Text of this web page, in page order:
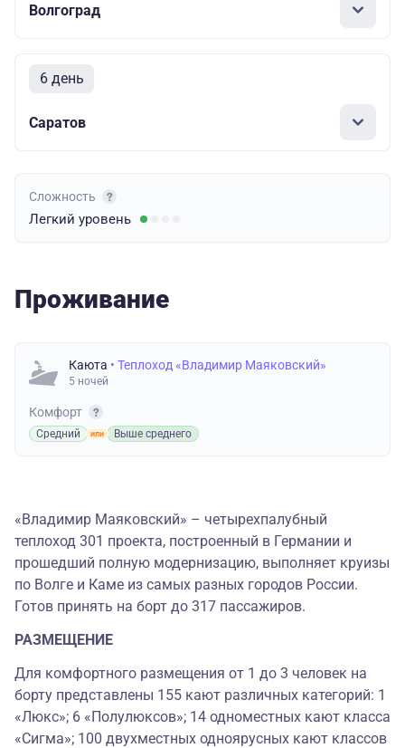
Волгоград
6 день
Саратов
Сложность
Легкий уровень
Проживание
Каюта • Теплоход «Владимир Маяковский»
5 ночей
Комфорт
Средний Выше среднего
«Владимир Маяковский» – четырехпалубный
теплоход 301 проекта, построенный в Германии и
прошедший полную модернизацию, выполняет круизы
по Волге и Каме из самых разных городов России.
Готов принять на борт до 317 пассажиров.
РАЗМЕЩЕНИЕ
Для комфортного размещения от 1 до 3 человек на
борту представлены 155 кают различных категорий: 1
«Люкс»; 6 «Полулюксов»; 14 одноместных кают класса
«Сигма»; 100 двухместных одноярусных кают классов